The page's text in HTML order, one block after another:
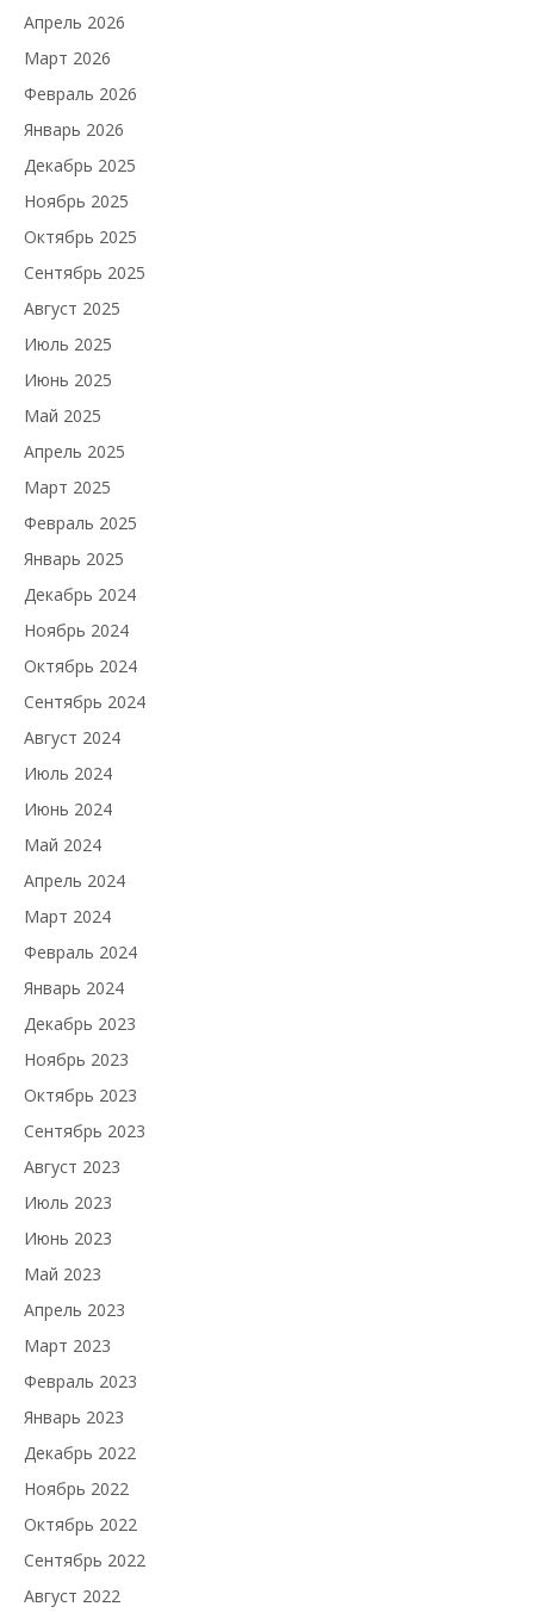
Апрель 2026
Март 2026
Февраль 2026
Январь 2026
Декабрь 2025
Ноябрь 2025
Октябрь 2025
Сентябрь 2025
Август 2025
Июль 2025
Июнь 2025
Май 2025
Апрель 2025
Март 2025
Февраль 2025
Январь 2025
Декабрь 2024
Ноябрь 2024
Октябрь 2024
Сентябрь 2024
Август 2024
Июль 2024
Июнь 2024
Май 2024
Апрель 2024
Март 2024
Февраль 2024
Январь 2024
Декабрь 2023
Ноябрь 2023
Октябрь 2023
Сентябрь 2023
Август 2023
Июль 2023
Июнь 2023
Май 2023
Апрель 2023
Март 2023
Февраль 2023
Январь 2023
Декабрь 2022
Ноябрь 2022
Октябрь 2022
Сентябрь 2022
Август 2022